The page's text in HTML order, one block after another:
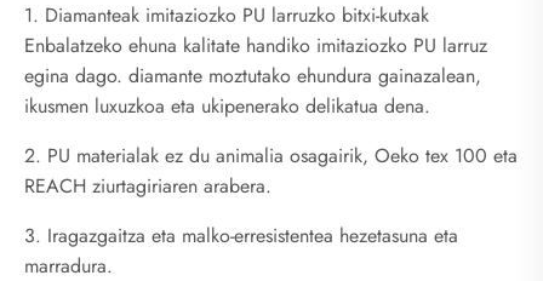
1. Diamanteak imitaziozko PU larruzko bitxi-kutxak
Enbalatzeko ehuna kalitate handiko imitaziozko PU larruz
egina dago. diamante moztutako ehundura gainazalean,
ikusmen luxuzkoa eta ukipenerako delikatua dena.
2. PU materialak ez du animalia osagairik, Oeko tex 100 eta
REACH ziurtagiriaren arabera.
3. Iragazgaitza eta malko-erresistentea hezetasuna eta
marradura.